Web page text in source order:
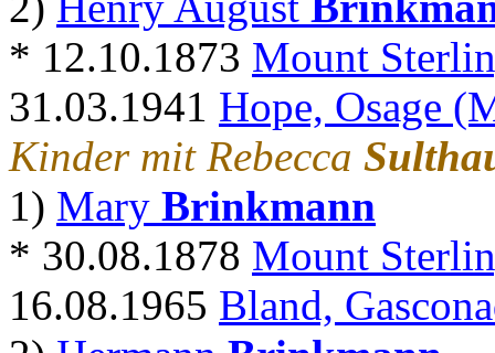
* 12.10.1873 Mount
31.03.1941 Hope, Osage
Kinder mit Rebecca
1) Mary Brinkmann
* 30.08.1878 Mount
16.08.1965 Bland,